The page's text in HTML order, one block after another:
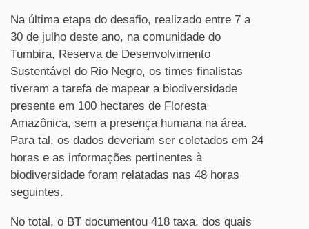
Na última etapa do desafio, realizado entre 7 a
30 de julho deste ano, na comunidade do
Tumbira, Reserva de Desenvolvimento
Sustentável do Rio Negro, os times finalistas
tiveram a tarefa de mapear a biodiversidade
presente em 100 hectares de Floresta
Amazônica, sem a presença humana na área.
Para tal, os dados deveriam ser coletados em 24
horas e as informações pertinentes à
biodiversidade foram relatadas nas 48 horas
seguintes.
No total, o BT documentou 418 taxa, dos quais